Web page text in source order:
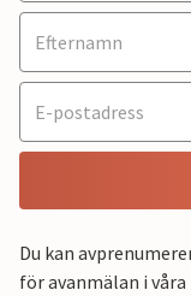
Du kan
för avanmälan i